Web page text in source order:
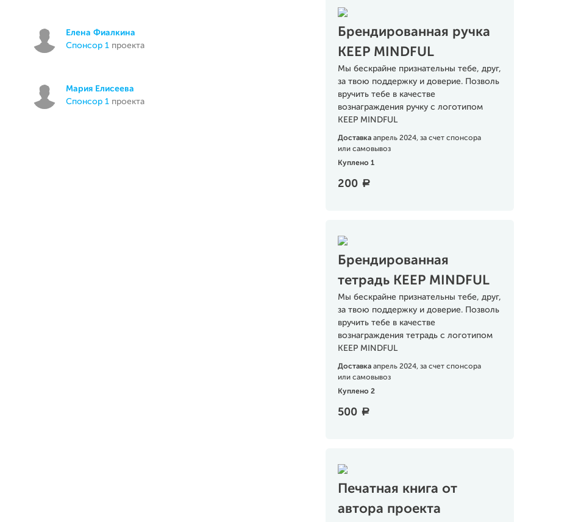
Брендированная ручка
KEEP MINDFUL
Мы бескрайне признательны тебе, друг,
за твою поддержку и доверие. Позволь
вручить тебе в качестве
вознаграждения ручку с логотипом
KEEP MINDFUL
Доставка апрель 2024, за счет спонсора
или самовывоз
Куплено 1
200 a
Брендированная
тетрадь KEEP MINDFUL
Мы бескрайне признательны тебе, друг,
за твою поддержку и доверие. Позволь
вручить тебе в качестве
вознаграждения тетрадь с логотипом
KEEP MINDFUL
Доставка апрель 2024, за счет спонсора
или самовывоз
Куплено 2
500 a
Печатная книга от
автора проекта
Елена Фиалкина
спонсор 1 проекта
Мария Елисеева
спонсор 1 проекта